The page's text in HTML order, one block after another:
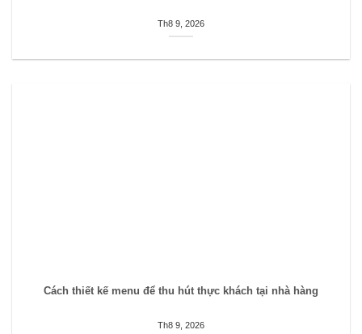
Th8 9, 2026
Cách thiết kế menu để thu hút thực khách tại nhà hàng
Th8 9, 2026